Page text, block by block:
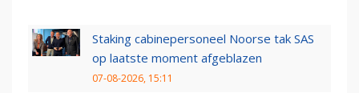
Staking cabinepersoneel Noorse tak SAS
op laatste moment afgeblazen
07-08-2026, 15:11